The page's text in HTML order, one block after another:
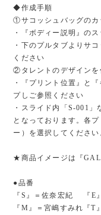
◆作成手順
①サコッシュバッグのカ
・『ボディー説明』の
・下のプルタブよりサ
ください
②タレントのデザインを
・『プリント位置』と
プしご参照ください
・スライド内「S-001
となっております。各
ー）を選択してくださ
★商品イメージは『
●品番
『S』＝佐奈宏紀 『
『M』＝宮嶋すみれ『